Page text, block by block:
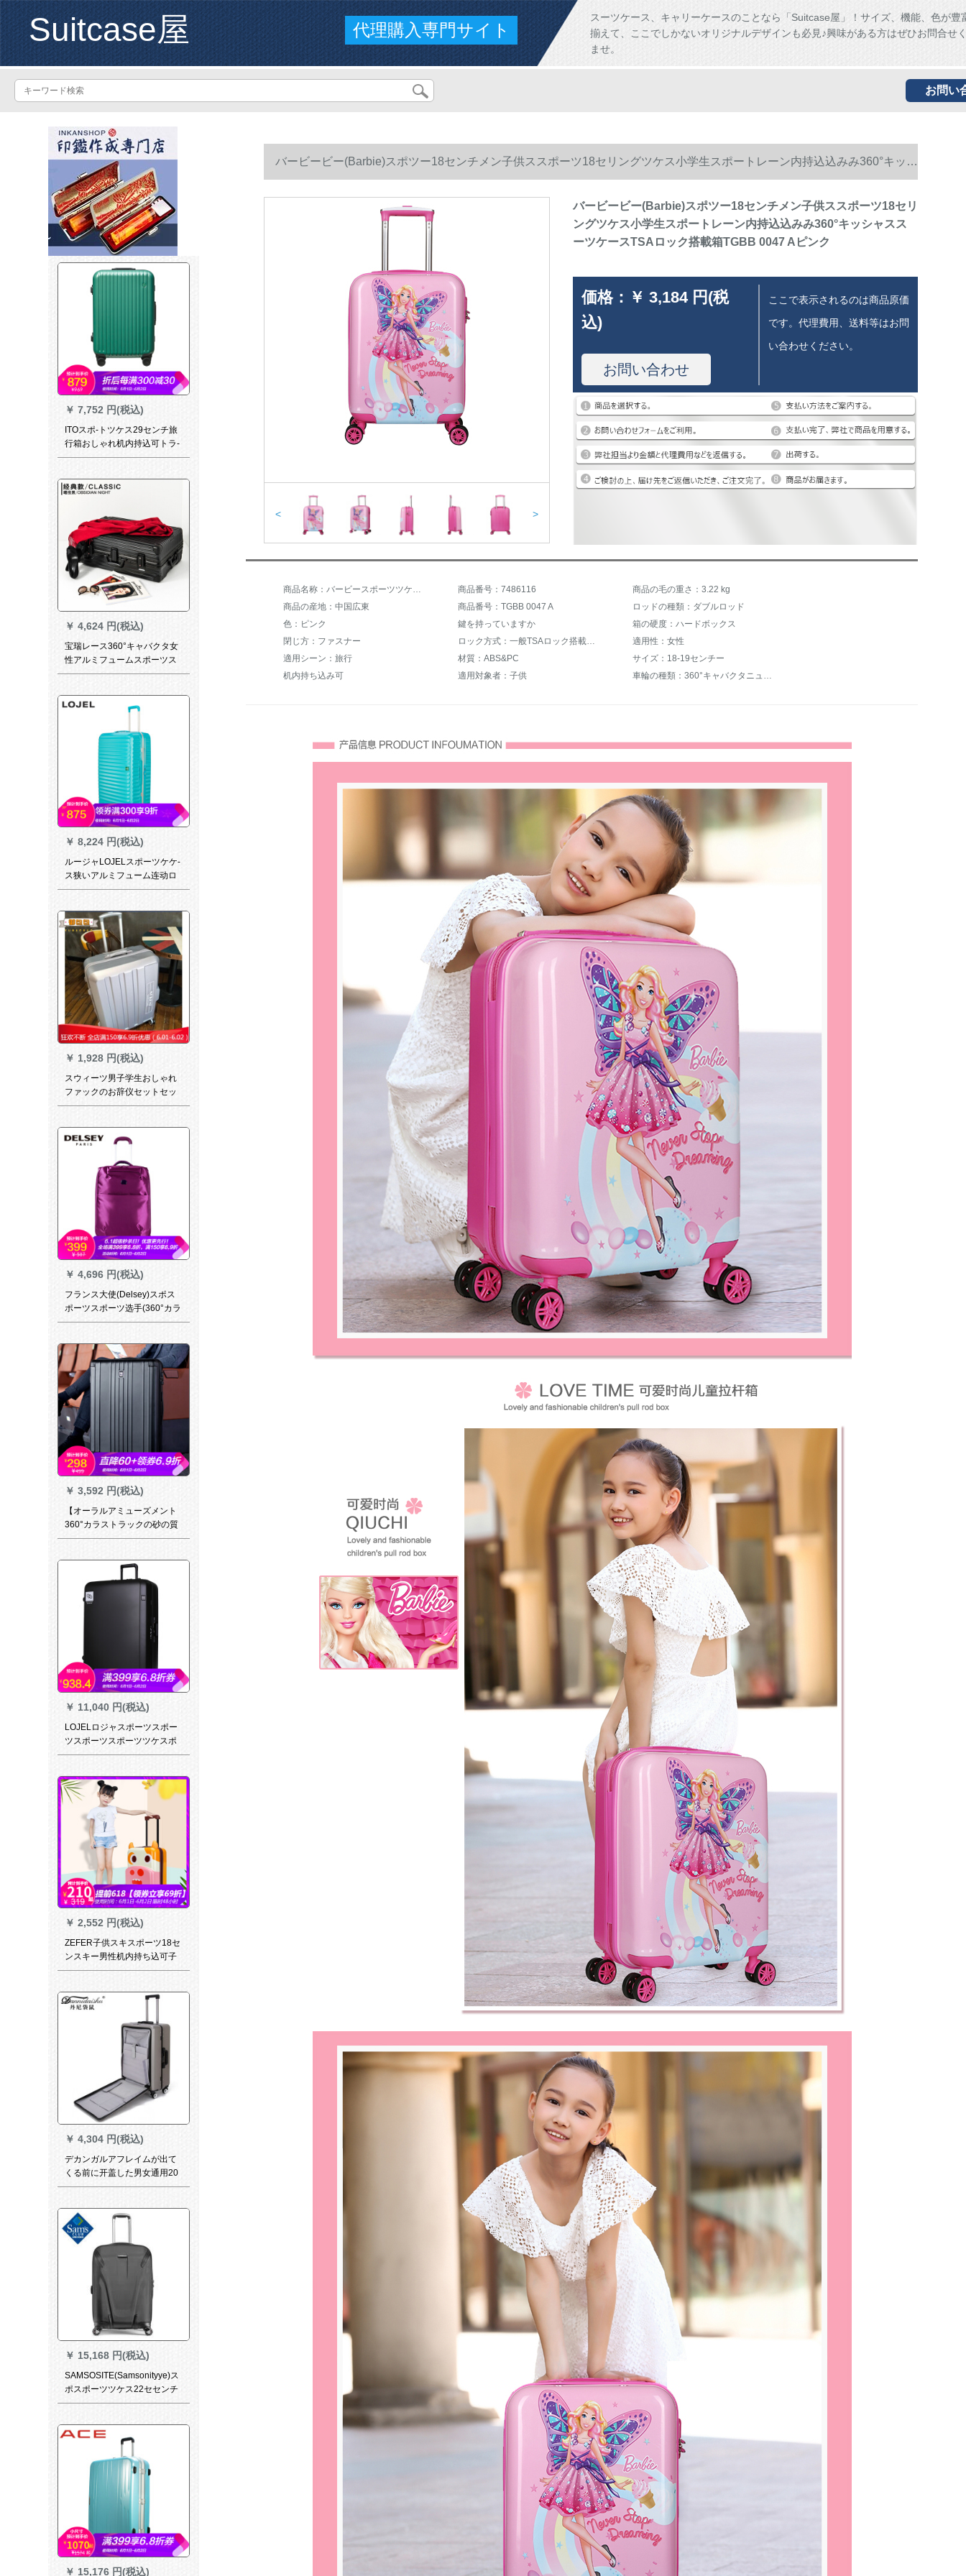
Suitcase屋 代理購入専門サイト
スーツケース、キャリーケースのことなら「Suitcase屋」！サイズ、機能、色が豊
揃えて、ここでしかないオリジナルデザインも必見♪興味がある方はぜひお問合せ
ませ。
お問い
￥ 7,752 円(税込)
ITOスポ-トツケス29センチ旅
行箱おしゃれ机内持込可トラ-
ク音360°キャパシタ男女TSA
ルモジュール砂绿
￥ 4,624 円(税込)
宝瑞レース360°キャバクタ女
性アルミフュームスポーツス
ポーツスポーツスポーツスポ
ツスポーツスポーツスポーツ
スポーツスポーツスポーツス
ーツスポーツスポーツスポー
ツスポーツスポーツスポーツ
スポーツスポーツ男子旅行箱
学生TSAロック搭载机内持ち
込み20/24/26/28セチア托送箱
曜夜黒-5周年レアルコレクシ
￥ 8,224 円(税込)
ルージャLOJELスポーツケケ-
ス狭いアルミフューム连动ロ
ケック付のシュー-ズバッグC-
￥ 1,928 円(税込)
スウィーツ男子学生おしゃれ
ファックのお辞仪セットセッ
ト32センチスケース360°カラ
センストバケット
￥ 4,696 円(税込)
フランス大使(Delsey)スポス
ポーツスポーツ选手(360°カラ
スタ)が出てきました。男女旅
ソフトケ-スFOR OSCE臻愛
2372紫蘭色24センチー
￥ 3,592 円(税込)
【オーラルアミューズメント
360°カラストラックの砂の質
感を研ぎます。男女旅行箱の
￥ 11,040 円(税込)
LOJELロジャスポーツスポー
ツスポーツスポーツツケスポ
ーツスポーツスポーツスポー
ボックスC-F 612/L-28センチ
黒標準モデル黒-黒標準モデル
30セチル
￥ 2,552 円(税込)
ZEFER子供スキスポーツ18セ
ンスキー男性机内持ち込可子
TSAロック搭载箱可爱いキッ
￥ 4,304 円(税込)
デカンガルアフレイムが出て
くる前に开盖した男女通用20
センチ机内の持込込込可24セ
した。
￥ 15,168 円(税込)
SAMSOSITE(Samsonityye)ス
ポスポーツツケス22セセンチ
黒
￥ 15,176 円(税込)
バービービー(Barbie)スポツー18センチメン子供ススポーツ18セリングツケス小学生スポートレーン内持込込みみ360°キッシ
ャススーツケースTSAロック搭載箱TGBB 0047 Aピンク
< >
バービービー(Barbie)スポツー18センチメン子供ススポーツ18セリ
ングツケス小学生スポートレーン内持込込みみ360°キッシャスス
ーツケースTSAロック搭載箱TGBB 0047 Aピンク
価格： ￥ 3,184 円(税
込)
お問い合わせ
ここで表示されるのは商品原価
です。代理費用、送料等はお問
い合わせください。
商品名称：バービースポーツツケスポーツTGBB 0047 商品番号：7486116
商品の毛の重さ：3.22 kg
商品の産地：中国広東
商品番号：TGBB 0047 A
ロッドの種類：ダブルロッド
色：ピンク
鍵を持っていますか
箱の硬度：ハードボックス
閉じ方：ファスナー
ロック方式：一般TSAロック搭載ロック
適用性：女性
適用シーン：旅行
材質：ABS&PC
サイズ：18-19センチー
机内持ち込み可
適用対象者：子供 車輪の種類：360°キャバクタニュース